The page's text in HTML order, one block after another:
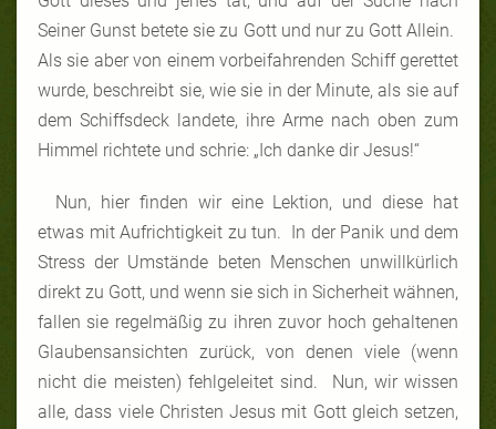
Seiner Gunst betete sie zu Gott und nur zu Gott Allein.
Als sie aber von einem vorbeifahrenden Schiff gerettet
wurde, beschreibt sie, wie sie in der Minute, als sie auf
dem Schiffsdeck landete, ihre Arme nach oben zum
Himmel richtete und schrie: „Ich danke dir Jesus!“
Nun, hier finden wir eine Lektion, und diese hat
etwas mit Aufrichtigkeit zu tun. In der Panik und dem
Stress der Umstände beten Menschen unwillkürlich
direkt zu Gott, und wenn sie sich in Sicherheit wähnen,
fallen sie regelmäßig zu ihren zuvor hoch gehaltenen
Glaubensansichten zurück, von denen viele (wenn
nicht die meisten) fehlgeleitet sind. Nun, wir wissen
alle, dass viele Christen Jesus mit Gott gleich setzen,